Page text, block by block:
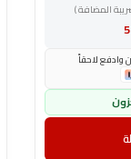
المضافة )
وادفع لاحقاً